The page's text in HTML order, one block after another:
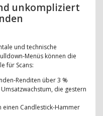
unkompliziert
und technische
Menüs können die
für Scans:
Renditen über 3 %
die gestern
einen Candlestick-Hammer